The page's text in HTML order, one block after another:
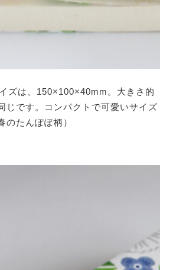
ズは、150×100×40mm。大きさ的
じです。コンパクトで可愛いサイズ
たんぽぽ柄）